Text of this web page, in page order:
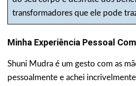
transformadores que ele pode
Minha Experiência Pessoal
Shuni Mudra é um gesto com as
pessoalmente e achei